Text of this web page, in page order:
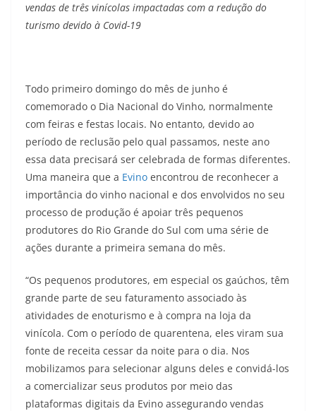
vendas de três vinícolas impactadas com a redução do
turismo devido à Covid-19
Todo primeiro domingo do mês de junho é
comemorado o Dia Nacional do Vinho, normalmente
com feiras e festas locais. No entanto, devido ao
período de reclusão pelo qual passamos, neste ano
essa data precisará ser celebrada de formas diferentes.
Uma maneira que a Evino encontrou de reconhecer a
importância do vinho nacional e dos envolvidos no seu
processo de produção é apoiar três pequenos
produtores do Rio Grande do Sul com uma série de
ações durante a primeira semana do mês.
“Os pequenos produtores, em especial os gaúchos, têm
grande parte de seu faturamento associado às
atividades de enoturismo e à compra na loja da
vinícola. Com o período de quarentena, eles viram sua
fonte de receita cessar da noite para o dia. Nos
mobilizamos para selecionar alguns deles e convidá-los
a comercializar seus produtos por meio das
plataformas digitais da Evino assegurando vendas